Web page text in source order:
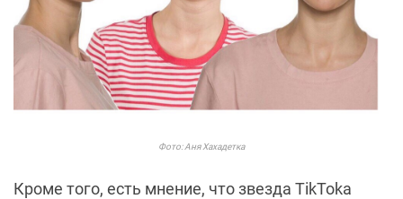
Фото: Аня Хахадетка
Кроме того, есть мнение, что звезда TikTokа